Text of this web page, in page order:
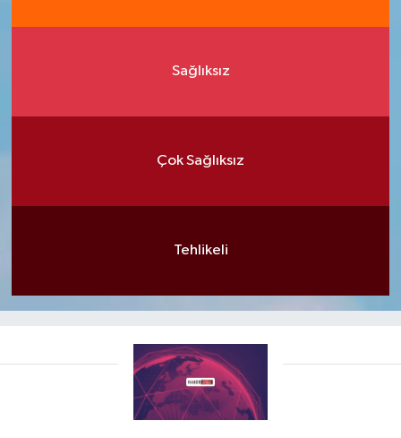
Sağlıksız
Çok Sağlıksız
Tehlikeli